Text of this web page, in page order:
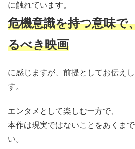
に触れています。
危機意識を持つ意味で
るべき映画
に感じますが、前提としてお伝え
す。
エンタメとして楽しむ一方で、
本作は現実ではないことをあくま
い。